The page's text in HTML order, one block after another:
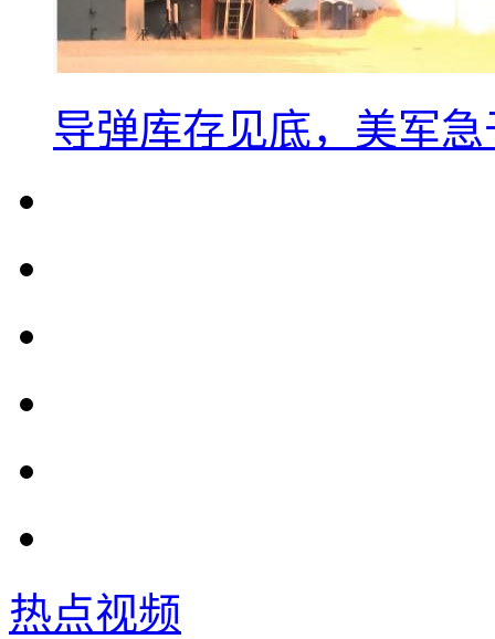
导弹库存见底，美军
热点视频